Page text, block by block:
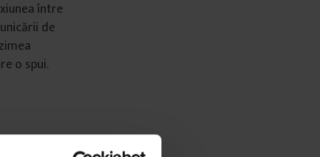
între
de
o spui.